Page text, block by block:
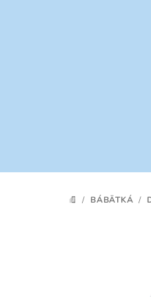
DOMOV
/ BÁBÄTKÁ /